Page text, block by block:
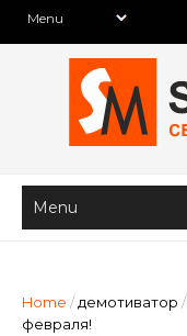
Home / демотиватор /
февраля!